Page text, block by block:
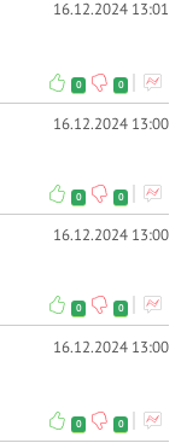
16.12.2024 13:01
0 0
16.12.2024 13:00
0 0
16.12.2024 13:00
0 0
16.12.2024 13:00
0 0